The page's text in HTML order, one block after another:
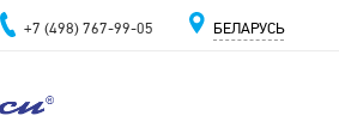
+7 (498) 767-99-05 БЕЛАРУСЬ